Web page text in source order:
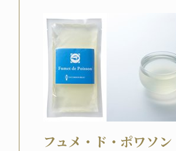
フュメ・ド・ポワソン